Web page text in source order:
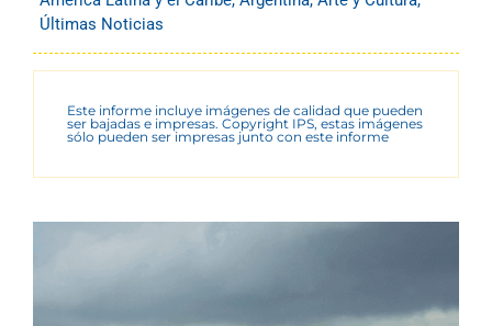
Últimas Noticias
Este informe incluye imágenes de calidad que pueden
ser bajadas e impresas. Copyright IPS, estas imágenes
sólo pueden ser impresas junto con este informe